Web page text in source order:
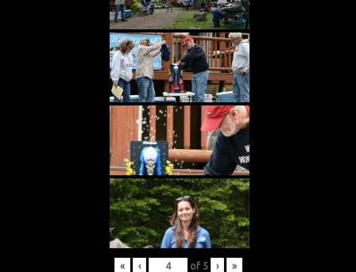
« ‹ of 5 › »